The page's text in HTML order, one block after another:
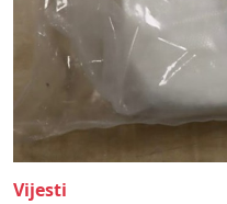
Vijesti